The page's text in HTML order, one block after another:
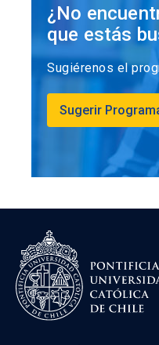
¿No
que estás
Sugiérenos el
Sugerir